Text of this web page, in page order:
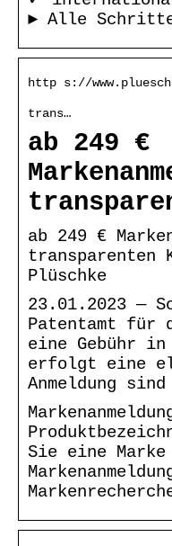
► Alle
http s://
trans…
ab 249 €
ab 249 €
transparenten
Plüschke
23.01.2023 —
Patentamt für
eine Gebühr in
erfolgt eine
Anmeldung
Sie eine Marke